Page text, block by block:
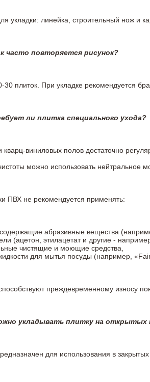
укладки: линейка, строительный нож и
часто повторяется рисунок?
плиток. При укладке рекомендуется
ли плитка специального ухода?
кварц-виниловых полов достаточно
можно использовать
ПВХ не рекомендуется применять:
содержащие абразивные вещества
(ацетон, этилацетат и другие -
чистящие и моющие средства,
для мытья посуды (например,
преждевременному износу
укладывать плитку на открытых
для использования в